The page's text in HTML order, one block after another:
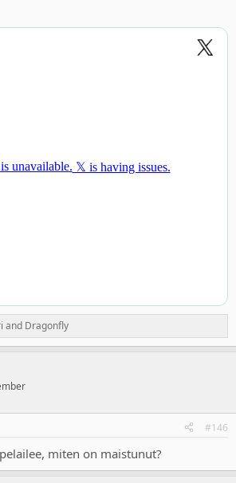
and Dragonfly
#146
miten on maistunut?